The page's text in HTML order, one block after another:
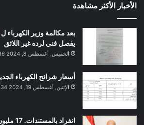
الأخبار الأكثر مشاهدة
يفصل فني لرده غير اللائق
الخميس, أغسطس 8, 2024 8:36 م
أسعار شرائح الكهرباء الجديدة 2024/
الإثنين, أغسطس 19, 2024 10:34 م
انفراد